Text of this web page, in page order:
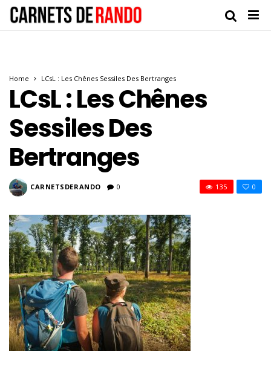
Home LCsL : Les Chênes Sessiles Des Bertranges
LCsL : Les Chênes
Sessiles Des
Bertranges
CARNETSDERANDO 0 0
135